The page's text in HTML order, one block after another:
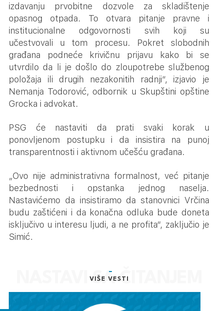
izdavanju prvobitne dozvole za skladištenje
opasnog otpada. To otvara pitanje pravne i
institucionalne odgovornosti svih koji su
učestvovali u tom procesu. Pokret slobodnih
građana podneće krivičnu prijavu kako bi se
utvrdilo da li je došlo do zloupotrebe službenog
položaja ili drugih nezakonitih radnji“, izjavio je
Nemanja Todorović, odbornik u Skupštini opštine
Grocka i advokat.
PSG će nastaviti da prati svaki korak u
ponovljenom postupku i da insistira na punoj
transparentnosti i aktivnom učešću građana.
„Ovo nije administrativna formalnost, već pitanje
bezbednosti i opstanka jednog naselja.
Nastavićemo da insistiramo da stanovnici Vrčina
budu zaštićeni i da konačna odluka bude doneta
isključivo u interesu ljudi, a ne profita“, zaključio je
Simić.
VIŠE VESTI